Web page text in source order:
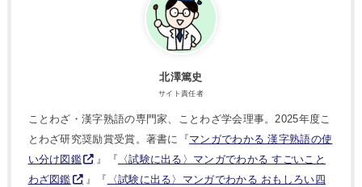
北澤篤史
サイト責任者
ことわざ・漢字熟語の専門家、ことわざ学会理事。2025年度こ
とわざ研究奨励賞受賞。著書に『マンガでわかる 漢字熟語の使
い分け図鑑
』『 〈試験に出る〉マンガでわかる すごいこと
わざ図鑑
』『
〈試験に出る〉マンガでわかる おもしろい四